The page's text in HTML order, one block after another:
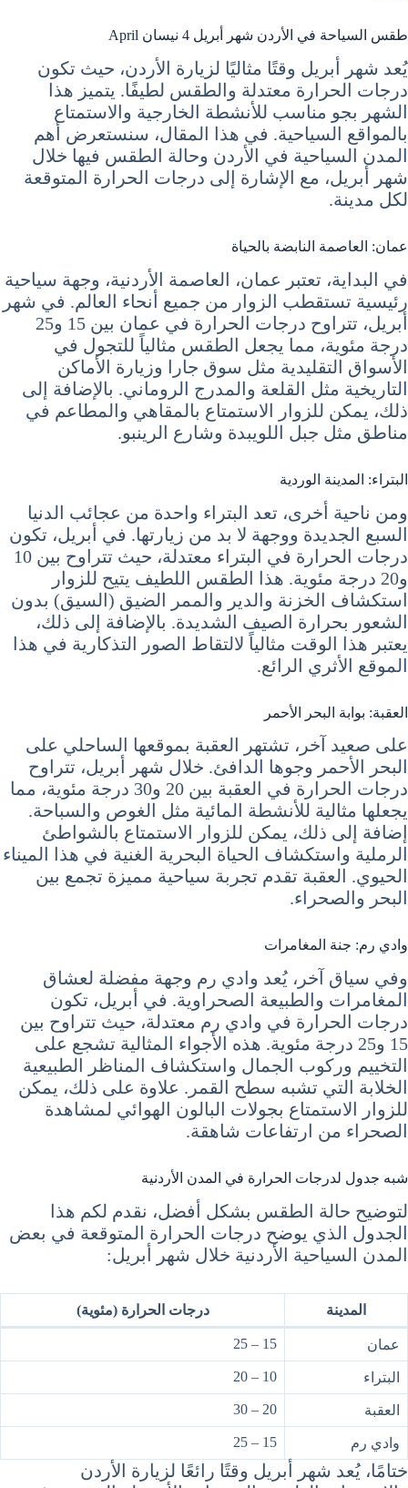
طقس السياحة في الأردن شهر أبريل 4 نيسان April
يُعد شهر أبريل وقتًا مثاليًا لزيارة الأردن، حيث تكون
درجات الحرارة معتدلة والطقس لطيفًا. يتميز هذا
الشهر بجو مناسب للأنشطة الخارجية والاستمتاع
بالمواقع السياحية. في هذا المقال، سنستعرض أهم
المدن السياحية في الأردن وحالة الطقس فيها خلال
شهر أبريل، مع الإشارة إلى درجات الحرارة المتوقعة
لكل مدينة.
عمان: العاصمة النابضة بالحياة
في البداية، تعتبر عمان، العاصمة الأردنية، وجهة سياحية
رئيسية تستقطب الزوار من جميع أنحاء العالم. في شهر
أبريل، تتراوح درجات الحرارة في عمان بين 15 و25
درجة مئوية، مما يجعل الطقس مثالياً للتجول في
الأسواق التقليدية مثل سوق جارا وزيارة الأماكن
التاريخية مثل القلعة والمدرج الروماني. بالإضافة إلى
ذلك، يمكن للزوار الاستمتاع بالمقاهي والمطاعم في
مناطق مثل جبل اللويبدة وشارع الرينبو.
البتراء: المدينة الوردية
ومن ناحية أخرى، تعد البتراء واحدة من عجائب الدنيا
السبع الجديدة ووجهة لا بد من زيارتها. في أبريل، تكون
درجات الحرارة في البتراء معتدلة، حيث تتراوح بين 10
و20 درجة مئوية. هذا الطقس اللطيف يتيح للزوار
استكشاف الخزنة والدير والممر الضيق (السيق) بدون
الشعور بحرارة الصيف الشديدة. بالإضافة إلى ذلك،
يعتبر هذا الوقت مثالياً لالتقاط الصور التذكارية في هذا
الموقع الأثري الرائع.
العقبة: بوابة البحر الأحمر
على صعيد آخر، تشتهر العقبة بموقعها الساحلي على
البحر الأحمر وجوها الدافئ. خلال شهر أبريل، تتراوح
درجات الحرارة في العقبة بين 20 و30 درجة مئوية، مما
يجعلها مثالية للأنشطة المائية مثل الغوص والسباحة.
إضافة إلى ذلك، يمكن للزوار الاستمتاع بالشواطئ
الرملية واستكشاف الحياة البحرية الغنية في هذا الميناء
الحيوي. العقبة تقدم تجربة سياحية مميزة تجمع بين
البحر والصحراء.
وادي رم: جنة المغامرات
وفي سياق آخر، يُعد وادي رم وجهة مفضلة لعشاق
المغامرات والطبيعة الصحراوية. في أبريل، تكون
درجات الحرارة في وادي رم معتدلة، حيث تتراوح بين
15 و25 درجة مئوية. هذه الأجواء المثالية تشجع على
التخييم وركوب الجمال واستكشاف المناظر الطبيعية
الخلابة التي تشبه سطح القمر. علاوة على ذلك، يمكن
للزوار الاستمتاع بجولات البالون الهوائي لمشاهدة
الصحراء من ارتفاعات شاهقة.
شبه جدول لدرجات الحرارة في المدن الأردنية
لتوضيح حالة الطقس بشكل أفضل، نقدم لكم هذا
الجدول الذي يوضح درجات الحرارة المتوقعة في بعض
المدن السياحية الأردنية خلال شهر أبريل:
المدينة درجات الحرارة (مئوية)
عمان 15 – 25
البتراء 10 – 20
العقبة 20 – 30
وادي رم 15 – 25
ختامًا، يُعد شهر أبريل وقتًا رائعًا لزيارة الأردن